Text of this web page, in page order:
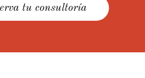
tu consultoría